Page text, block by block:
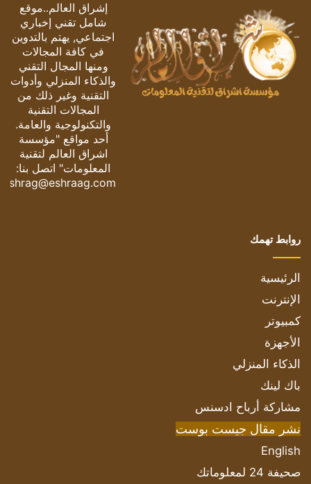
إشراق العالم..موقع
شامل تقني إخباري
اجتماعي, يهتم بالتدوين
في كافة المجالات
ومنها المجال التقني
والذكاء المنزلي وأدوات
التقنية وغير ذلك من
المجالات التقنية
والتكنولوجية والعامة.
أحد مواقع "مؤسسة
اشراق العالم لتقنية
المعلومات" اتصل بنا:
eshrag@eshraag.com
روابط تهمك
الرئيسية
الإنترنت
كمبيوتر
الأجهزة
الذكاء المنزلي
باك لينك
مشاركة أرباح ادسنس
نشر مقال جيست بوست
English
صحيفة 24 لمعلوماتك